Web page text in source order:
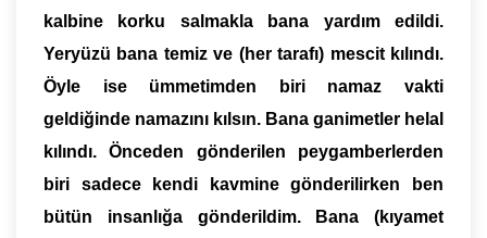
kalbine korku salmakla bana yardım edildi.
Yeryüzü bana temiz ve (her tarafı) mescit kılındı.
Öyle ise ümmetimden biri namaz vakti
geldiğinde namazını kılsın. Bana ganimetler helal
kılındı. Önceden gönderilen peygamberlerden
biri sadece kendi kavmine gönderilirken ben
bütün insanlığa gönderildim. Bana (kıyamet